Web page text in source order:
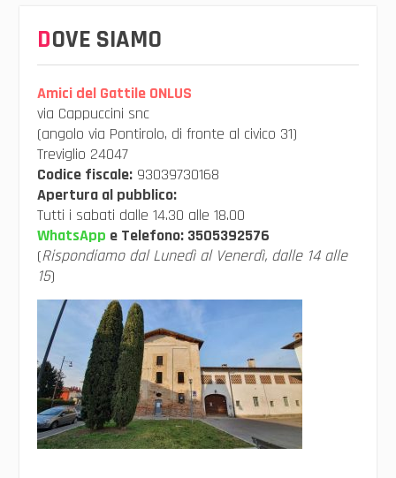
DOVE SIAMO
Amici del Gattile ONLUS
via Cappuccini snc
(angolo via Pontirolo, di fronte al civico 31)
Treviglio 24047
Codice fiscale:93039730168
Apertura al pubblico:
Tutti i sabati dalle 14.30 alle 18.00
WhatsApp e Telefono: 3505392576
(Rispondiamo dal Lunedì al Venerdì, dalle 14 alle
15)